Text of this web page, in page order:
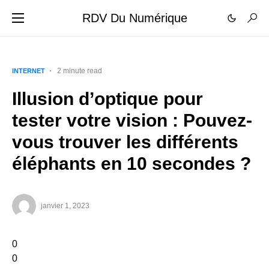
RDV Du Numérique
INTERNET 2 minute read
Illusion d’optique pour
tester votre vision : Pouvez-
vous trouver les différents
éléphants en 10 secondes ?
janvier 1, 2023
0
0